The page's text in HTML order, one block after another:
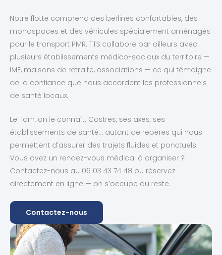
Notre flotte comprend des berlines confortables, des
monospaces et des véhicules spécialement aménagés
pour le transport PMR. TTS collabore par ailleurs avec
plusieurs établissements médico-sociaux du territoire —
IME, maisons de retraite, associations — ce qui témoigne
de la confiance que nous accordent les professionnels
de santé locaux.
Le Tarn, on le connaît. Castres, ses axes, ses
établissements de santé… autant de repères qui nous
permettent d’assurer des trajets fluides et ponctuels.
Vous avez un rendez-vous médical à organiser ?
Contactez-nous au 06 03 43 74 48 ou réservez
directement en ligne — on s’occupe du reste.
Contactez-nous